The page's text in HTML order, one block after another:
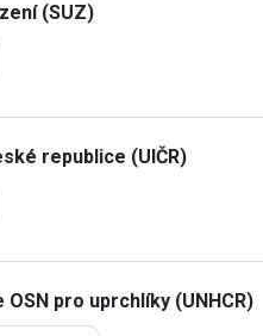
(SUZ)
republice (UIČR)
pro uprchlíky (UNHCR)